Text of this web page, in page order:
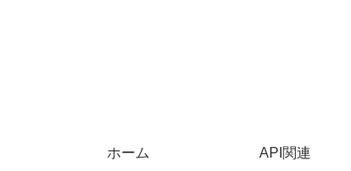
ホーム API関連